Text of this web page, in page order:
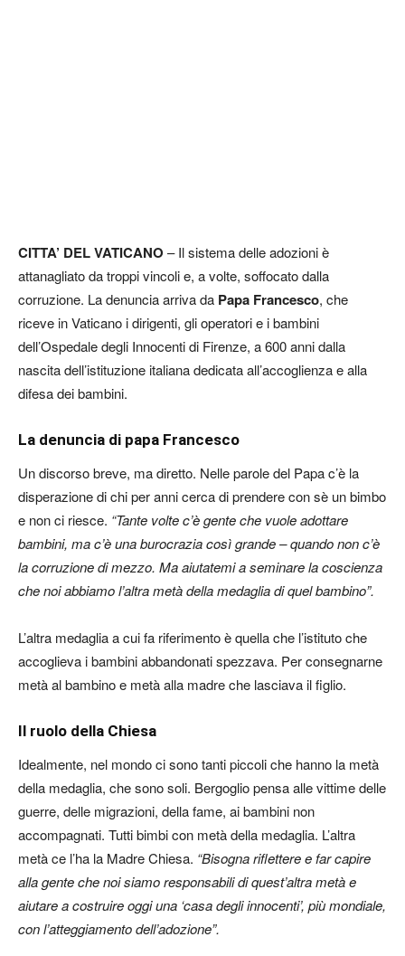
CITTA’ DEL VATICANO – Il sistema delle adozioni è
attanagliato da troppi vincoli e, a volte, soffocato dalla
corruzione. La denuncia arriva da Papa Francesco, che
riceve in Vaticano i dirigenti, gli operatori e i bambini
dell’Ospedale degli Innocenti di Firenze, a 600 anni dalla
nascita dell’istituzione italiana dedicata all’accoglienza e alla
difesa dei bambini.
La denuncia di papa Francesco
Un discorso breve, ma diretto. Nelle parole del Papa c’è la
disperazione di chi per anni cerca di prendere con sè un bimbo
e non ci riesce. “Tante volte c’è gente che vuole adottare
bambini, ma c’è una burocrazia così grande – quando non c’è
la corruzione di mezzo. Ma aiutatemi a seminare la coscienza
che noi abbiamo l’altra metà della medaglia di quel bambino”.
L’altra medaglia a cui fa riferimento è quella che l’istituto che
accoglieva i bambini abbandonati spezzava. Per consegnarne
metà al bambino e metà alla madre che lasciava il figlio.
Il ruolo della Chiesa
Idealmente, nel mondo ci sono tanti piccoli che hanno la metà
della medaglia, che sono soli. Bergoglio pensa alle vittime delle
guerre, delle migrazioni, della fame, ai bambini non
accompagnati. Tutti bimbi con metà della medaglia. L’altra
metà ce l’ha la Madre Chiesa. “Bisogna riflettere e far capire
alla gente che noi siamo responsabili di quest’altra metà e
aiutare a costruire oggi una ‘casa degli innocenti’, più mondiale,
con l’atteggiamento dell’adozione”.